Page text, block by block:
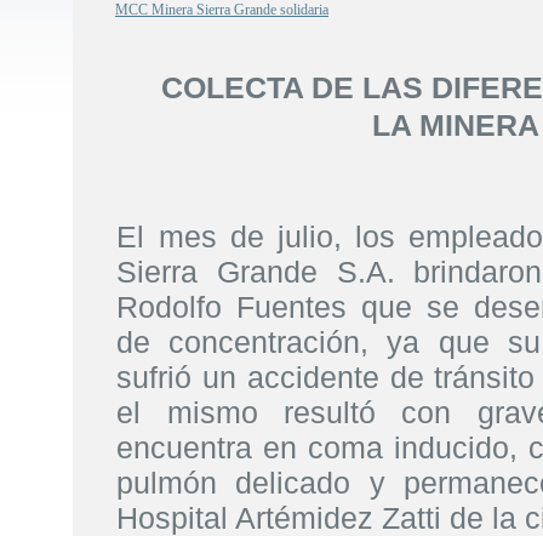
MCC Minera Sierra Grande solidaria
COLECTA DE LAS
LA MINERA
El mes de julio, los
Sierra Grande S.A.
Rodolfo Fuentes que se
de concentración, ya que
sufrió un accidente de
el mismo resultó con
encuentra en coma inducido,
pulmón delicado y
Hospital Artémidez Zatti de la